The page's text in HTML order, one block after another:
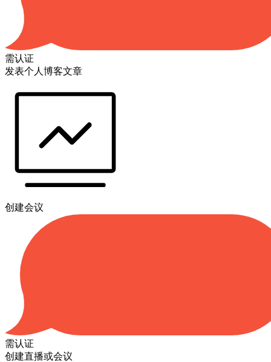
需认证
发表个人博客文章
创建会议
需认证
创建直播或会议